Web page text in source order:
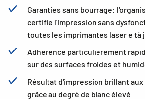
Garanties sans bourrage:
certifie l'impression sans
toutes les imprimantes laser e tà
Adhérence particulièrement
sur des surfaces froides et
Résultat d'impression brillant
grâce au degré de blanc élevé